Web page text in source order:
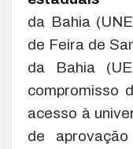
da Bahia
de Feira de
da Bahia
compromisso
acesso à
de